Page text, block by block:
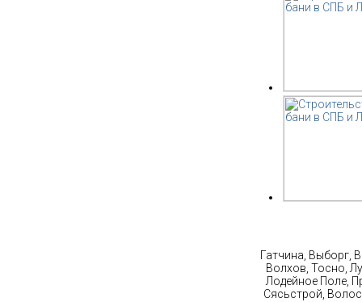
Гатчина, Выборг,
Волхов, Тосно,
Лодейное Поле,
Сясьстрой,